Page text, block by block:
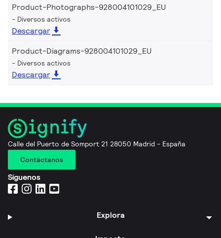
Product-Photographs-928004101029_EU
Diversos activos
Descargar
Product-Diagrams-928004101029_EU
Diversos activos
Descargar
Calle del Puerto de Somport 21 28050 Madrid - España
Contáctanos
Síguenos
Explora